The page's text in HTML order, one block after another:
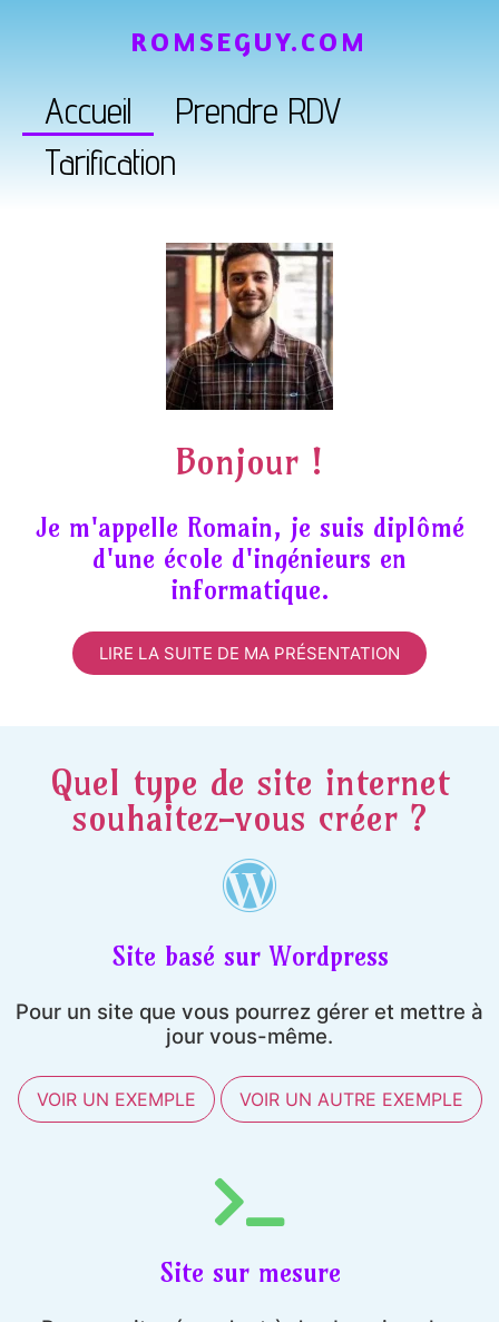
Accueil
Prendre RDV
Tarification
ROMSEGUY.COM
Bonjour !
Je m'appelle Romain, je suis diplômé
d'une école d'ingénieurs en
informatique.
LIRE LA SUITE DE MA PRÉSENTATION
Quel type de site internet
souhaitez-vous créer ?
Site basé sur Wordpress
Pour un site que vous pourrez gérer et mettre à
jour vous-même.
VOIR UN EXEMPLE VOIR UN AUTRE EXEMPLE
Site sur mesure